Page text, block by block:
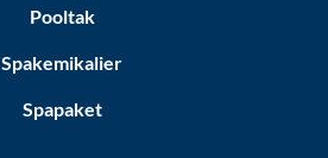
Pooltak
Spakemikalier
Spapaket